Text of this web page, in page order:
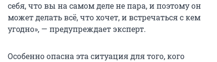
себя, что вы на самом деле не пара, и поэтому он
может делать всё, что хочет, и встречаться с кем
угодно», — предупреждает эксперт.
Особенно опасна эта ситуация для того, кого